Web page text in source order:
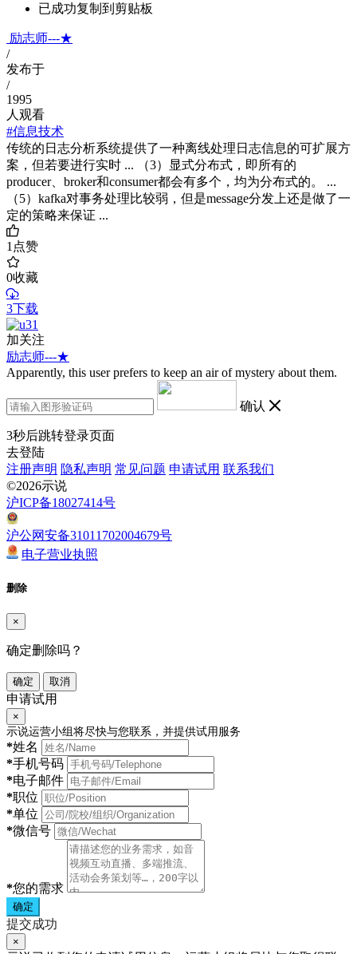
已成功复制到剪贴板
励志师---★
/
发布于
/
1995
人观看
#信息技术
传统的日志分析系统提供了一种离线处理日志信息的可扩展方
案，但若要进行实时 ... （3）显式分布式，即所有的
producer、broker和consumer都会有多个，均为分布式的。 ...
（5）kafka对事务处理比较弱，但是message分发上还是做了一
定的策略来保证 ...
1点赞
0收藏
3下载
加关注
励志师---★
Apparently, this user prefers to keep an air of mystery about them.
确认
3秒后跳转登录页面
去登陆
注册声明 隐私声明 常见问题 申请试用 联系我们
©2026示说
沪ICP备18027414号
沪公网安备31011702004679号
电子营业执照
删除
×
确定删除吗？
确定 取消
申请试用
×
示说运营小组将尽快与您联系，并提供试用服务
*姓名
*手机号码
*电子邮件
*职位
*单位
*微信号
*您的需求
确定
提交成功
×